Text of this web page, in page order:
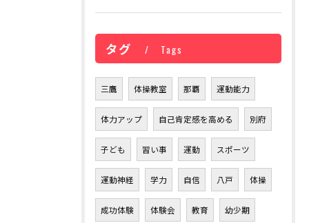
タグ Tags
三鷹 体操教室 那覇 運動能力
体力アップ 自己肯定感を高める 別府
子ども 習い事 運動 スポーツ
運動神経 学力 自信 八戸 体操
成功体験 体験会 教育 幼少期